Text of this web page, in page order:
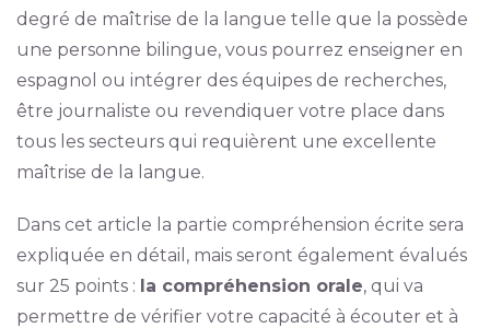
degré de maîtrise de la langue telle que la possède
une personne bilingue, vous pourrez enseigner en
espagnol ou intégrer des équipes de recherches,
être journaliste ou revendiquer votre place dans
tous les secteurs qui requièrent une excellente
maîtrise de la langue.
Dans cet article la partie compréhension écrite sera
expliquée en détail, mais seront également évalués
sur 25 points : la compréhension orale, qui va
permettre de vérifier votre capacité à écouter et à